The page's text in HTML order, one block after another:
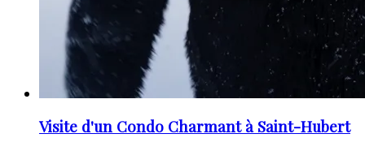
Visite d'un Condo Charmant à Saint-Hubert